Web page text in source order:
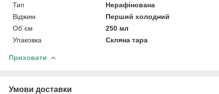
Тип
Нерафінована
Віджим
Перший холодний
Об`єм
250 мл
Упаковка
Скляна тара
Приховати
Умови доставки